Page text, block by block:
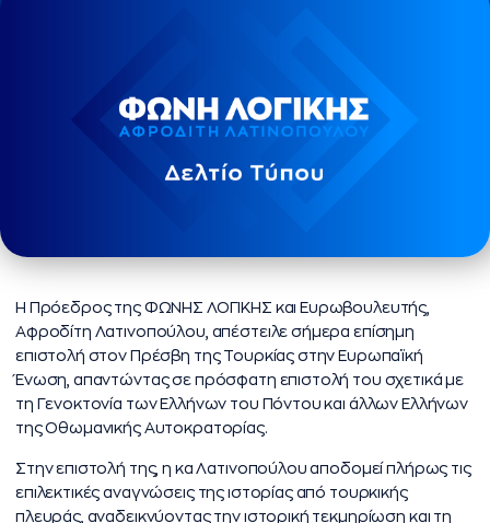
Η Πρόεδρος της ΦΩΝΗΣ ΛΟΓΙΚΗΣ και Ευρωβουλευτής,
Αφροδίτη Λατινοπούλου, απέστειλε σήμερα επίσημη
επιστολή στον Πρέσβη της Τουρκίας στην Ευρωπαϊκή
Ένωση, απαντώντας σε πρόσφατη επιστολή του σχετικά με
τη Γενοκτονία των Ελλήνων του Πόντου και άλλων Ελλήνων
της Οθωμανικής Αυτοκρατορίας.
Στην επιστολή της, η κα Λατινοπούλου αποδομεί πλήρως τις
επιλεκτικές αναγνώσεις της ιστορίας από τουρκικής
πλευράς, αναδεικνύοντας την ιστορική τεκμηρίωση και τη